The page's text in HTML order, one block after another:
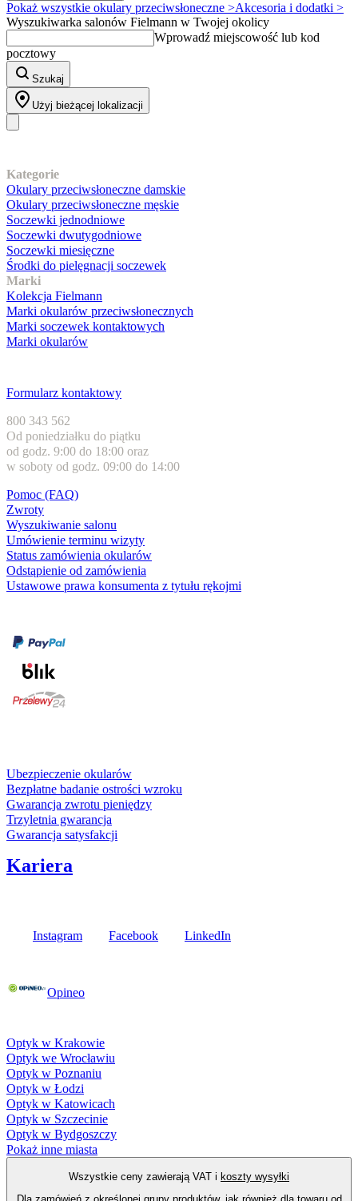
Pokaż wszystkie okulary przeciwsłoneczne >Akcesoria i dodatki >
Wyszukiwarka salonów Fielmann w Twojej okolicy
Wprowadź miejscowość lub kod
pocztowy
Szukaj
Użyj bieżącej lokalizacji
Kategorie
Okulary przeciwsłoneczne damskie
Okulary przeciwsłoneczne męskie
Soczewki jednodniowe
Soczewki dwutygodniowe
Soczewki miesięczne
Środki do pielęgnacji soczewek
Marki
Kolekcja Fielmann
Marki okularów przeciwsłonecznych
Marki soczewek kontaktowych
Marki okularów
Formularz kontaktowy
800 343 562
Od poniedziałku do piątku
od godz. 9:00 do 18:00 oraz
w soboty od godz. 09:00 do 14:00
Pomoc (FAQ)
Zwroty
Wyszukiwanie salonu
Umówienie terminu wizyty
Status zamówienia okularów
Odstąpienie od zamówienia
Ustawowe prawa konsumenta z tytułu rękojmi
Ubezpieczenie okularów
Bezpłatne badanie ostrości wzroku
Gwarancja zwrotu pieniędzy
Trzyletnia gwarancja
Gwarancja satysfakcji
Kariera
Instagram Facebook LinkedIn
Opineo
Optyk w Krakowie
Optyk we Wrocławiu
Optyk w Poznaniu
Optyk w Łodzi
Optyk w Katowicach
Optyk w Szczecinie
Optyk w Bydgoszczy
Pokaż inne miasta
Wszystkie ceny zawierają VAT i koszty wysyłki